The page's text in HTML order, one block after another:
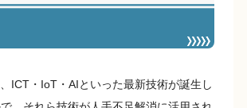
ICT・IoT・AIといった最新技術が誕生し